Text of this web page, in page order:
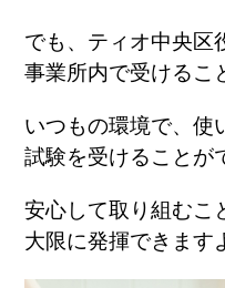
でも、ティオ中央区
事業所内で受けるこ
いつもの環境で、使
試験を受けることが
安心して取り組むこ
大限に発揮できます